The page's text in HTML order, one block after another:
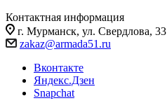
Контактная информация
г. Мурманск, ул. Свердлова, 33
zakaz@armada51.ru
Вконтакте
Яндекс.Дзен
Snapchat